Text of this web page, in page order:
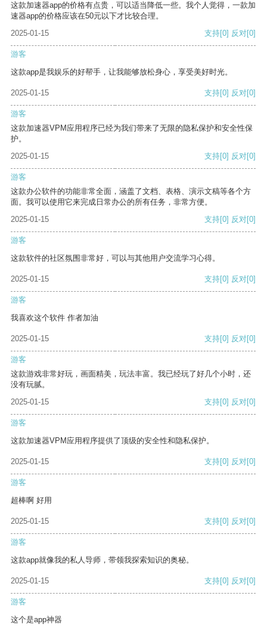
这款加速器app的价格有点贵，可以适当降低一些。我个人觉得，一款加
速器app的价格应该在50元以下才比较合理。
2025-01-15
支持[0] 反对[0]
游客
这款app是我娱乐的好帮手，让我能够放松身心，享受美好时光。
2025-01-15 支持[0] 反对[0]
游客
这款加速器VPM应用程序已经为我们带来了无限的隐私保护和安全性保
护。
2025-01-15
支持[0] 反对[0]
游客
这款办公软件的功能非常全面，涵盖了文档、表格、演示文稿等各个方
面。我可以使用它来完成日常办公的所有任务，非常方便。
2025-01-15
支持[0] 反对[0]
游客
这款软件的社区氛围非常好，可以与其他用户交流学习心得。
2025-01-15 支持[0] 反对[0]
游客
我喜欢这个软件 作者加油
2025-01-15 支持[0] 反对[0]
游客
这款游戏非常好玩，画面精美，玩法丰富。我已经玩了好几个小时，还
没有玩腻。
2025-01-15
支持[0] 反对[0]
游客
这款加速器VPM应用程序提供了顶级的安全性和隐私保护。
2025-01-15 支持[0] 反对[0]
游客
超棒啊 好用
2025-01-15 支持[0] 反对[0]
游客
这款app就像我的私人导师，带领我探索知识的奥秘。
2025-01-15 支持[0] 反对[0]
游客
这个是app神器